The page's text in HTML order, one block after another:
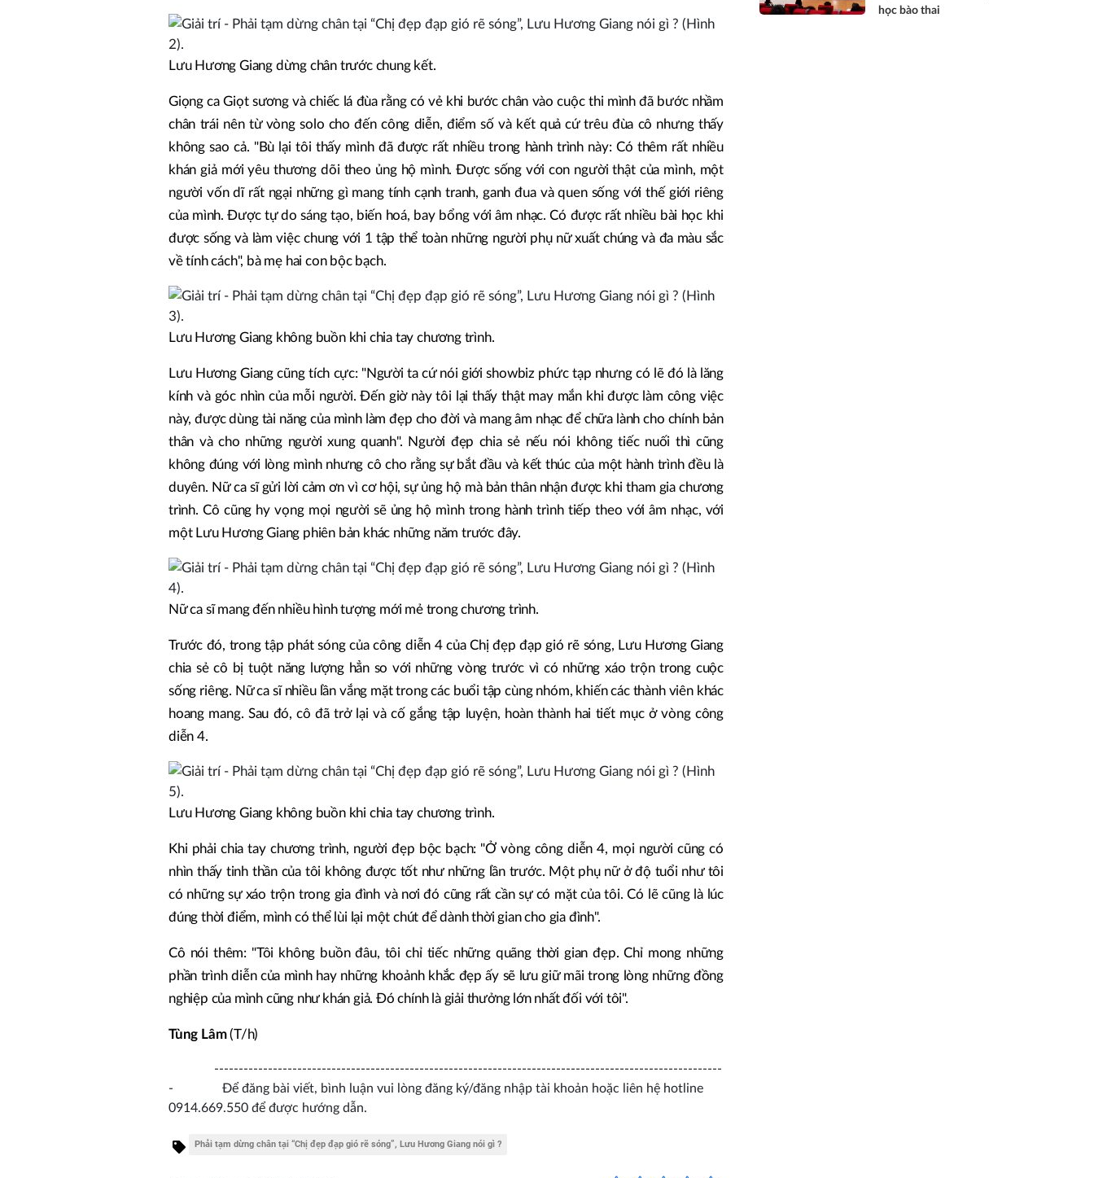
Lưu Hương Giang dừng chân trước chung kết.
Giọng ca Giọt sương và chiếc lá đùa rằng có vẻ khi bước chân vào cuộc thi mình đã bước nhầm
chân trái nên từ vòng solo cho đến công diễn, điểm số và kết quả cứ trêu đùa cô nhưng thấy
không sao cả. "Bù lại tôi thấy mình đã được rất nhiều trong hành trình này: Có thêm rất nhiều
khán giả mới yêu thương dõi theo ủng hộ mình. Được sống với con người thật của mình, một
người vốn dĩ rất ngại những gì mang tính cạnh tranh, ganh đua và quen sống với thế giới riêng
của mình. Được tự do sáng tạo, biến hoá, bay bổng với âm nhạc. Có được rất nhiều bài học khi
được sống và làm việc chung với 1 tập thể toàn những người phụ nữ xuất chúng và đa màu sắc
về tính cách", bà mẹ hai con bộc bạch.
Lưu Hương Giang không buồn khi chia tay chương trình.
Lưu Hương Giang cũng tích cực: "Người ta cứ nói giới showbiz phức tạp nhưng có lẽ đó là lăng
kính và góc nhìn của mỗi người. Đến giờ này tôi lại thấy thật may mắn khi được làm công việc
này, được dùng tài năng của mình làm đẹp cho đời và mang âm nhạc để chữa lành cho chính bản
thân và cho những người xung quanh". Người đẹp chia sẻ nếu nói không tiếc nuối thì cũng
không đúng với lòng mình nhưng cô cho rằng sự bắt đầu và kết thúc của một hành trình đều là
duyên. Nữ ca sĩ gửi lời cảm ơn vì cơ hội, sự ủng hộ mà bản thân nhận được khi tham gia chương
trình. Cô cũng hy vọng mọi người sẽ ủng hộ mình trong hành trình tiếp theo với âm nhạc, với
một Lưu Hương Giang phiên bản khác những năm trước đây.
Nữ ca sĩ mang đến nhiều hình tượng mới mẻ trong chương trình.
Trước đó, trong tập phát sóng của công diễn 4 của Chị đẹp đạp gió rẽ sóng, Lưu Hương Giang
chia sẻ cô bị tuột năng lượng hẳn so với những vòng trước vì có những xáo trộn trong cuộc
sống riêng. Nữ ca sĩ nhiều lần vắng mặt trong các buổi tập cùng nhóm, khiến các thành viên khác
hoang mang. Sau đó, cô đã trở lại và cố gắng tập luyện, hoàn thành hai tiết mục ở vòng công
diễn 4.
Lưu Hương Giang không buồn khi chia tay chương trình.
Khi phải chia tay chương trình, người đẹp bộc bạch: "Ở vòng công diễn 4, mọi người cũng có
nhìn thấy tinh thần của tôi không được tốt như những lần trước. Một phụ nữ ở độ tuổi như tôi
có những sự xáo trộn trong gia đình và nơi đó cũng rất cần sự có mặt của tôi. Có lẽ cũng là lúc
đúng thời điểm, mình có thể lùi lại một chút để dành thời gian cho gia đình".
Cô nói thêm: "Tôi không buồn đâu, tôi chỉ tiếc những quãng thời gian đẹp. Chỉ mong những
phần trình diễn của mình hay những khoảnh khắc đẹp ấy sẽ lưu giữ mãi trong lòng những đồng
nghiệp của mình cũng như khán giả. Đó chính là giải thưởng lớn nhất đối với tôi".
Tùng Lâm(T/h)
--------------------------------------------------------------------------------------------------------
- Để đăng bài viết, bình luận vui lòng đăng ký/đăng nhập tài khoản hoặc liên hệ hotline
0914.669.550 để được hướng dẫn.
Phải tạm dừng chân tại “Chị đẹp đạp gió rẽ sóng”, Lưu Hương Giang nói gì ?
học bào thai